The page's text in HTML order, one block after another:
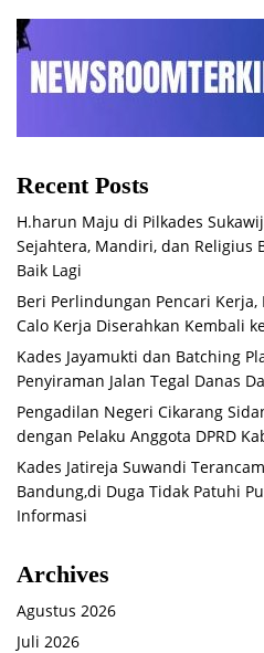
Recent Posts
H.harun Maju di Pilkades
Sejahtera, Mandiri, dan Religius
Baik Lagi
Beri Perlindungan Pencari
Calo Kerja Diserahkan Kembali
Kades Jayamukti dan Batching
Penyiraman Jalan Tegal Danas
Pengadilan Negeri Cikarang
dengan Pelaku Anggota DPRD
Kades Jatireja Suwandi
Bandung,di Duga Tidak Patuhi
Informasi
Archives
Agustus 2026
Juli 2026